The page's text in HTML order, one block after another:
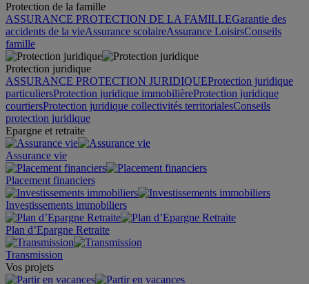
Protection de la famille
ASSURANCE PROTECTION DE LA FAMILLEGarantie des
accidents de la vieAssurance scolaireAssurance LoisirsConseils
famille
Protection juridique
ASSURANCE PROTECTION JURIDIQUEProtection juridique
particuliersProtection juridique immobilièreProtection juridique
courtiersProtection juridique collectivités territorialesConseils
protection juridique
Epargne et retraite
Assurance vie
Placement financiers
Investissements immobiliers
Plan d’Epargne Retraite
Transmission
Vos projets